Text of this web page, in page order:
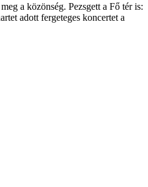
a közönség. Pezsgett a Fő tér is:
adott fergeteges koncertet a